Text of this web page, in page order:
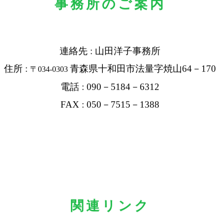
事務所のご案内
連絡先 : 山田洋子事務所
住所 : 〒034-0303青森県十和田市法量字焼山64－170
電話 : 090－5184－6312
FAX : 050－7515－1388
関連リンク